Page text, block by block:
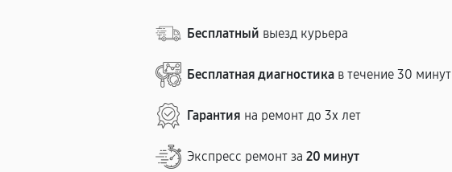
Бесплатный выезд курьера
Бесплатная диагностика в течение 30 минут
Гарантия на ремонт до 3х лет
Экспресс ремонт за20 минут